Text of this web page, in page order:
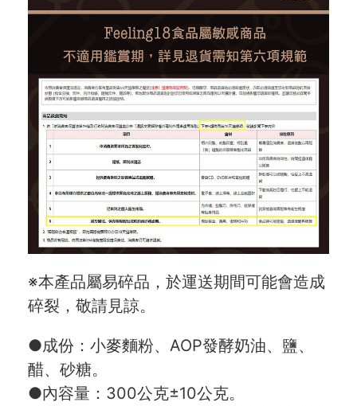
※本產品屬易碎品，於運送期間可能會造成
碎裂，敬請見諒。
●成份：小麥麵粉、AOP發酵奶油、鹽、
醋、砂糖。
●內容量：300公克±10公克。